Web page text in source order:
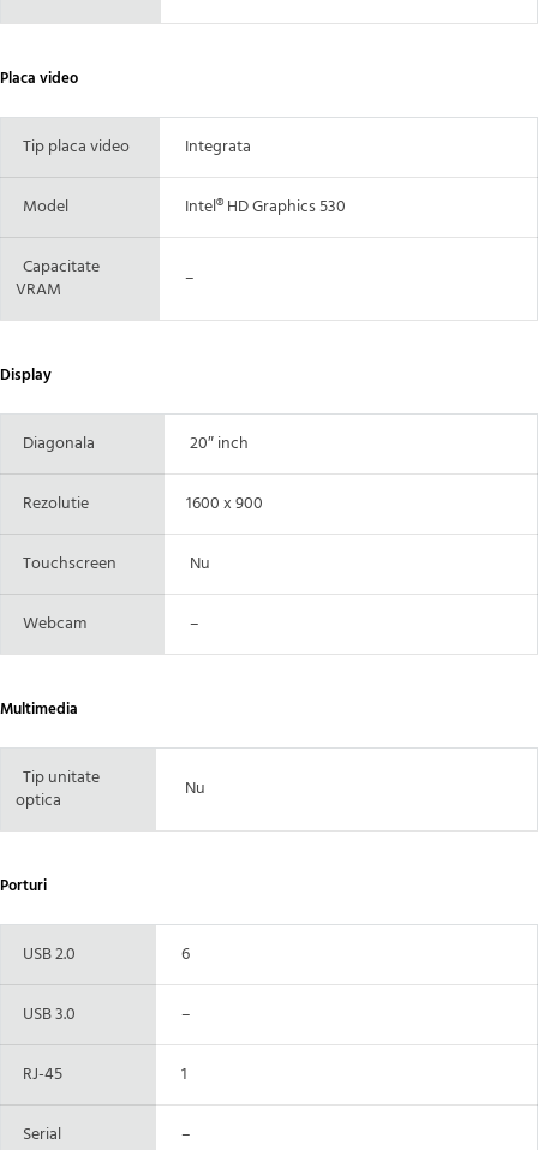
Placa video
Tip placa video Integrata
Model Intel® HD Graphics 530
Capacitate
VRAM
–
Display
Diagonala 20″ inch
Rezolutie 1600 x 900
Touchscreen Nu
Webcam –
Multimedia
Tip unitate
optica
Nu
Porturi
USB 2.0 6
USB 3.0 –
RJ-45 1
Serial –